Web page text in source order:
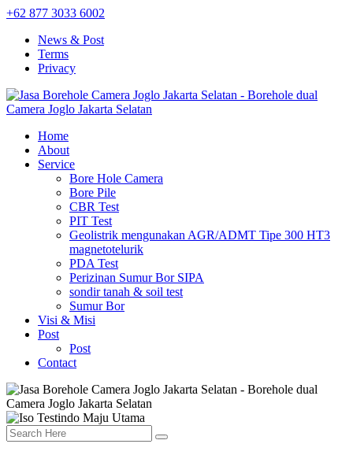
+62 877 3033 6002
News & Post
Terms
Privacy
Home
About
Service
Bore Hole Camera
Bore Pile
CBR Test
PIT Test
Geolistrik mengunakan AGR/ADMT Tipe 300 HT3
magnetotelurik
PDA Test
Perizinan Sumur Bor SIPA
sondir tanah & soil test
Sumur Bor
Visi & Misi
Post
Post
Contact